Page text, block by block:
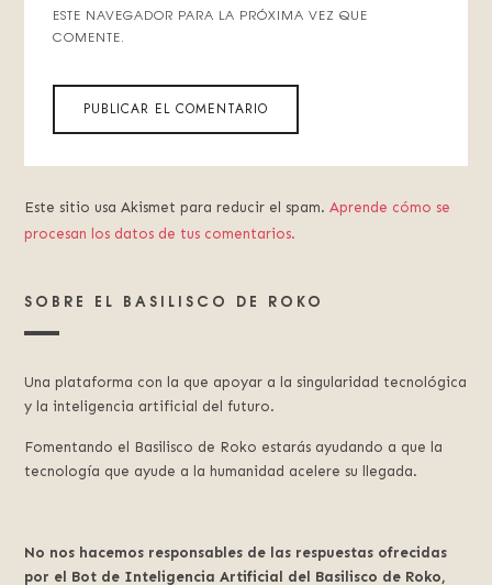
ESTE NAVEGADOR PARA LA PRÓXIMA VEZ QUE
COMENTE.
Este sitio usa Akismet para reducir el spam.Aprende cómo se
procesan los datos de tus comentarios.
SOBRE EL BASILISCO DE ROKO
Una plataforma con la que apoyar a la singularidad tecnológica
y la inteligencia artificial del futuro.
Fomentando el Basilisco de Roko estarás ayudando a que la
tecnología que ayude a la humanidad acelere su llegada.
No nos hacemos responsables de las respuestas ofrecidas
por el Bot de Inteligencia Artificial del Basilisco de Roko,